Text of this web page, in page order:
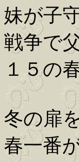
妹が子
戦争で
１５の
冬の扉
春一番